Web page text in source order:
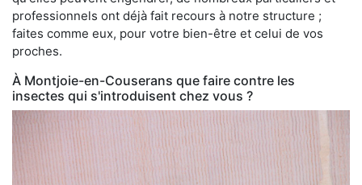
professionnels ont déjà fait recours à notre structure ;
faites comme eux, pour votre bien-être et celui de vos
proches.
À Montjoie-en-Couserans que faire contre les
insectes qui s'introduisent chez vous ?